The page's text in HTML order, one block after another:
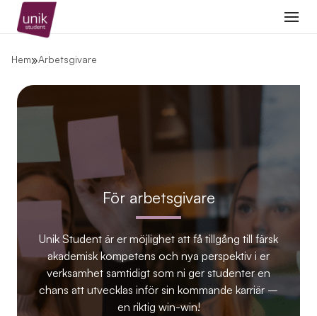
Hem»Arbetsgivare
För arbetsgivare
Unik Student är er möjlighet att få tillgång till färsk
akademisk kompetens och nya perspektiv i er
verksamhet samtidigt som ni ger studenter en
chans att utvecklas inför sin kommande karriär –
en riktig win-win!